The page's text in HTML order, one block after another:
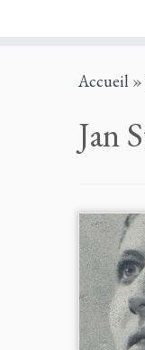
Accueil »
Jan